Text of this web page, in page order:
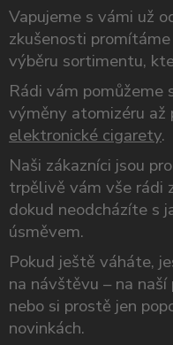
Vapujeme s vámi už
zkušenosti
výběru sortimentu,
Rádi vám pomůžeme
výměny atomizéru
elektronické cigarety.
Naši zákazníci jsou
trpělivě vám vše rádi
dokud neodcházíte s
úsměvem.
Pokud ještě váháte,
na návštěvu – na
nebo si prostě jen
novinkách.